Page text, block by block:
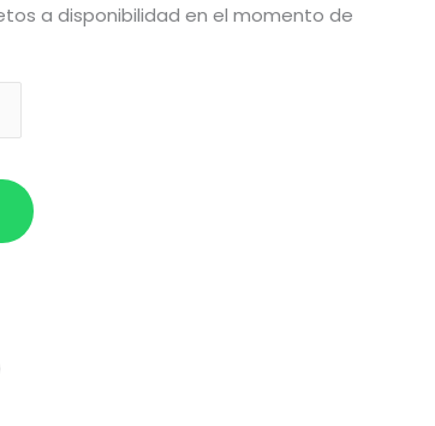
a disponibilidad en el momento de